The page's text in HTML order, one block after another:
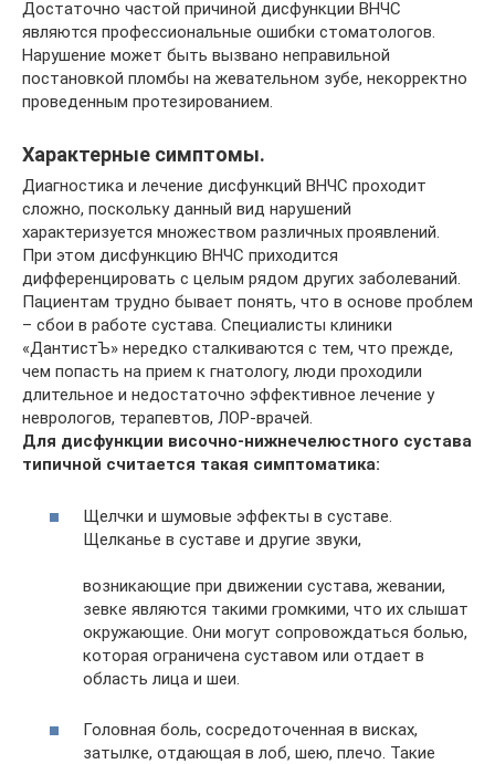
Достаточно частой причиной дисфункции ВНЧС
являются профессиональные ошибки стоматологов.
Нарушение может быть вызвано неправильной
постановкой пломбы на жевательном зубе, некорректно
проведенным протезированием.
Характерные симптомы.
Диагностика и лечение дисфункций ВНЧС проходит
сложно, поскольку данный вид нарушений
характеризуется множеством различных проявлений.
При этом дисфункцию ВНЧС приходится
дифференцировать с целым рядом других заболеваний.
Пациентам трудно бывает понять, что в основе проблем
– сбои в работе сустава. Специалисты клиники
«ДантистЪ» нередко сталкиваются с тем, что прежде,
чем попасть на прием к гнатологу, люди проходили
длительное и недостаточно эффективное лечение у
неврологов, терапевтов, ЛОР-врачей.
Для дисфункции височно-нижнечелюстного сустава
типичной считается такая симптоматика:
Щелчки и шумовые эффекты в суставе.
Щелканье в суставе и другие звуки,
возникающие при движении сустава, жевании,
зевке являются такими громкими, что их слышат
окружающие. Они могут сопровождаться болью,
которая ограничена суставом или отдает в
область лица и шеи.
Головная боль, сосредоточенная в висках,
затылке, отдающая в лоб, шею, плечо. Такие